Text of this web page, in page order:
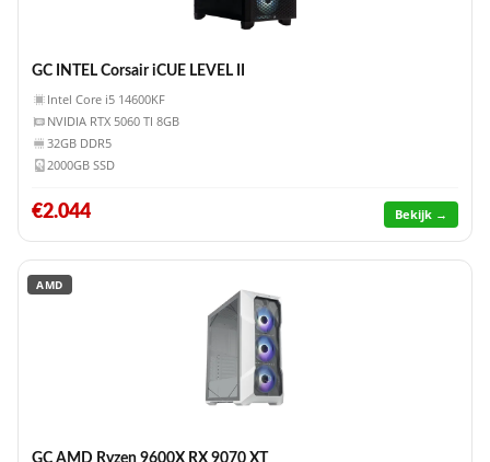
GC INTEL Corsair iCUE LEVEL II
Intel Core i5 14600KF
NVIDIA RTX 5060 TI 8GB
32GB DDR5
2000GB SSD
€2.044 Bekijk →
AMD
GC AMD Ryzen 9600X RX 9070 XT